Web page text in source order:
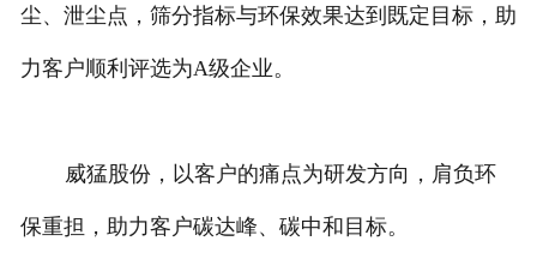
尘、泄尘点，筛分指标与环保效果达到既定目标，助
力客户顺利评选为A级企业。
威猛股份，以客户的痛点为研发方向，肩负环
保重担，助力客户碳达峰、碳中和目标。